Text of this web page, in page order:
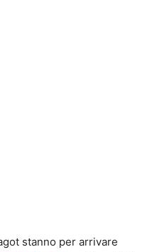
stanno per arrivare